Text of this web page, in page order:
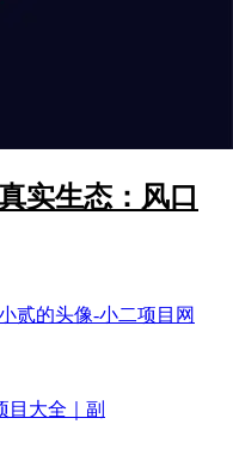
实生态：风口